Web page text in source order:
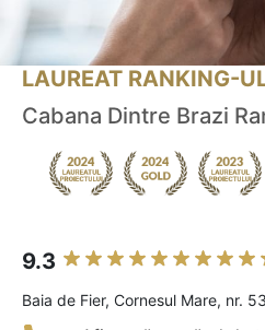
LAUREAT RANKING-
Cabana Dintre Brazi
9.3
Baia de Fier, Cornesul Mare, nr.